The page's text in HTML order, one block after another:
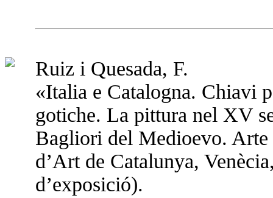
Ruiz i Quesada, F.
«Italia e Catalogna. Chiavi
gotiche. La pittura nel XV
Bagliori del Medioevo.
d’Art de Catalunya,
d’exposició).